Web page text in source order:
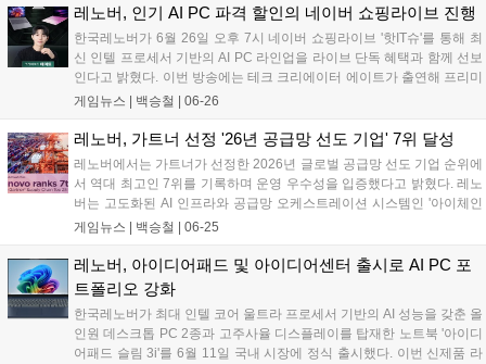
륭한 사양도 돋보이지만, 게이밍 노트북에서 선택지가 좁은 편인
흰색 제품인 점도 매력적인 부분이다....
레노버, 인기 AI PC 파격 할인의 네이버 쇼핑라이브 진행
한국레노버가 6월 26일 오후 7시 네이버 쇼핑라이브 '핫IT슈'를 통해 최
신 인텔 프로세서 기반의 AI PC 라인업을 라이브 단독 혜택과 함께 선보
인다고 밝혔다. 이번 방송에는 테크 크리에이터 에이트가 출연해 프리미
엄 AI 노트북 '요가 슬림 7i 울트라 아우라 에디션'을 비롯한 신제품들을
게임뉴스 | 백승철 06-26
레노버, 가트너 선정 '26년 공급망 선도 기업' 7위 달성
레노버에서는 가트너가 선정한 2026년 글로벌 공급망 선도 기업 순위에
서 역대 최고인 7위를 기록하며 운영 우수성을 입증했다고 밝혔다. 레노
버는 고도화된 AI 인프라와 공급망 오케스트레이션 시스템인 '아이체인
(iChain)'을 통해 의사결정 및 분석 작업 시간을 대폭 단축했다. 가트너가
계 전문가 평판 등을 종합적으로 평가하는 권위 있는 순위로 올해 22년
째를 맞이했다. 레노버는 지난 2023년 8위, 2024년 10위, 2025년 8위에
이어 올해 7위에 오르며 지속적인 상승세를 기록 중이다....
게임뉴스 | 백승철 06-25
레노버, 아이디어패드 및 아이디어센터 출시로 AI PC 포
트폴리오 강화
한국레노버가 최대 인텔 코어 울트라 프로세서 기반의 AI 성능을 갖춘 올
인원 데스크톱 PC 2종과 고주사율 디스플레이를 탑재한 노트북 '아이디
어패드 슬림 3i'를 6월 11일 국내 시장에 정식 출시했다. 이번 신제품 라